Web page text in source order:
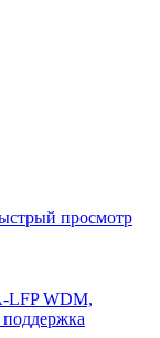
просмотр
LFP WDM,